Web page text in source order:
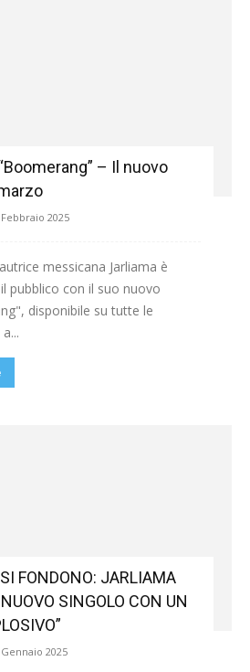
– Il nuovo
Febbraio 2025
messicana Jarliama è
pubblico con il suo nuovo
disponibile su tutte le
FONDONO: JARLIAMA
SINGOLO CON UN
Gennaio 2025